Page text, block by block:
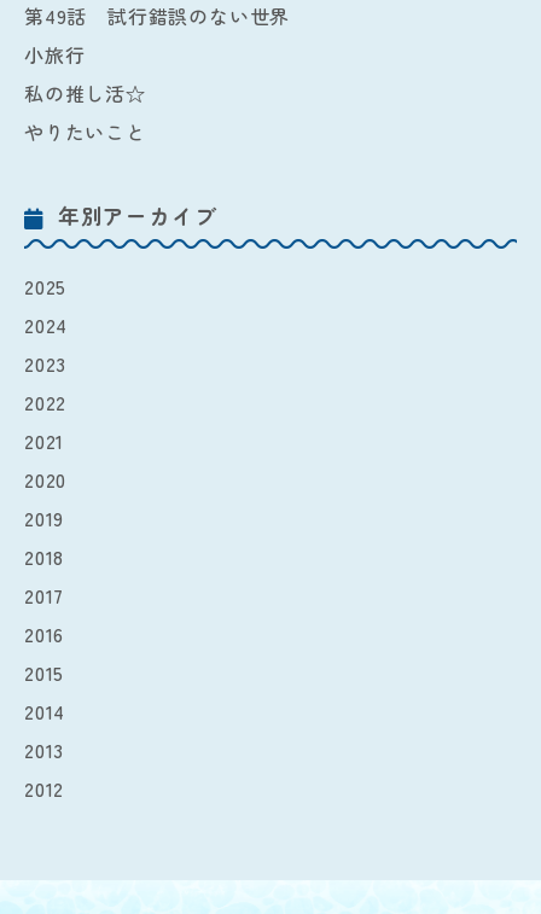
第49話 試行錯誤のない世界
小旅行
私の推し活☆
やりたいこと
年別アーカイブ
2025
2024
2023
2022
2021
2020
2019
2018
2017
2016
2015
2014
2013
2012